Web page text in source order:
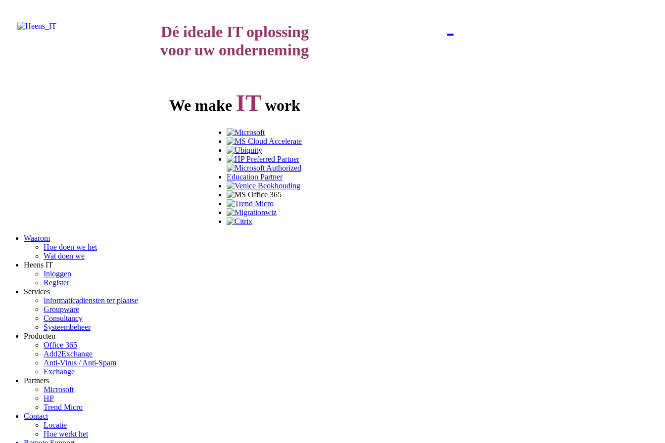
Dé ideale IT oplossing
voor uw onderneming
We make IT work
Waarom
Hoe doen we het
Wat doen we
Heens IT
Inloggen
Register
Services
Informaticadiensten ter plaatse
Groupware
Consultancy
Systeembeheer
Producten
Office 365
Add2Exchange
Anti-Virus / Anti-Spam
Exchange
Partners
Microsoft
HP
Trend Micro
Contact
Locatie
Hoe werkt het